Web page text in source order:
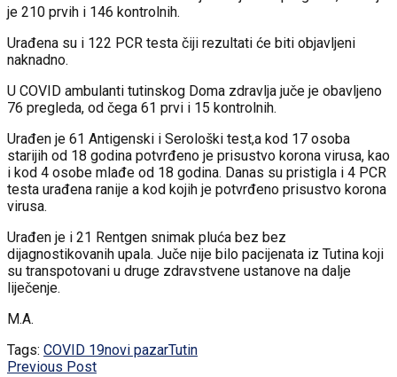
je 210 prvih i 146 kontrolnih.
Urađena su i 122 PCR testa čiji rezultati će biti objavljeni
naknadno.
U COVID ambulanti tutinskog Doma zdravlja juče je obavljeno
76 pregleda, od čega 61 prvi i 15 kontrolnih.
Urađen je 61 Antigenski i Serološki test,a kod 17 osoba
starijih od 18 godina potvrđeno je prisustvo korona virusa, kao
i kod 4 osobe mlađe od 18 godina. Danas su pristigla i 4 PCR
testa urađena ranije a kod kojih je potvrđeno prisustvo korona
virusa.
Urađen je i 21 Rentgen snimak pluća bez bez
dijagnostikovanih upala. Juče nije bilo pacijenata iz Tutina koji
su transpotovani u druge zdravstvene ustanove na dalje
liječenje.
M.A.
Tags: COVID 19novi pazarTutin
Previous Post